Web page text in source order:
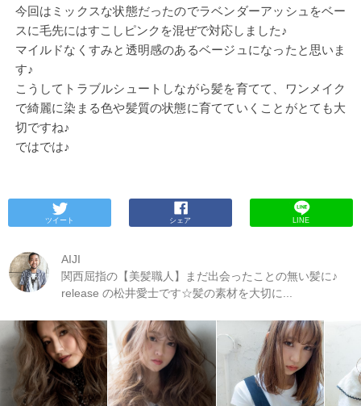
今回はミックスな状態だったのでラベンダーアッシュをベー
スに毛先にはすこしピンクを混ぜで対応しました♪
マイルドなくすみと透明感のあるベージュになったと思いま
す♪
こうしてトラブルシュートしながら髪を育てて、ワンメイク
で綺麗に染まる色や髪質の状態に育てていくことがとても大
切ですね♪
ではでは♪
ツイート シェア LINE
AIJI
関西屈指の【美髪職人】まだ出会ったことの無い髪に♪
release の松井愛士です☆髪の素材を大切に...